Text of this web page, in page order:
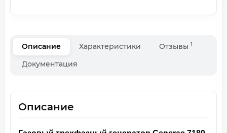
Описание Характеристики Отзывы 1
Документация
Описание